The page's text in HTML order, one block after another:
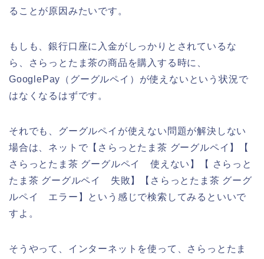
ることが原因みたいです。
もしも、銀行口座に入金がしっかりとされているな
ら、さらっとたま茶の商品を購入する時に、
GooglePay（グーグルペイ）が使えないという状況で
はなくなるはずです。
それでも、グーグルペイが使えない問題が解決しない
場合は、ネットで【さらっとたま茶 グーグルペイ】【
さらっとたま茶 グーグルペイ 使えない】【 さらっと
たま茶 グーグルペイ 失敗】【さらっとたま茶 グーグ
ルペイ エラー】という感じで検索してみるといいで
すよ。
そうやって、インターネットを使って、さらっとたま